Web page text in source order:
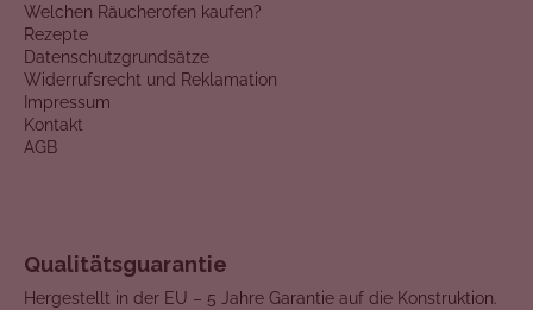
Welchen Räucherofen kaufen?
Rezepte
Datenschutzgrundsätze
Widerrufsrecht und Reklamation
Impressum
Kontakt
AGB
Qualitätsguarantie
Hergestellt in der EU – 5 Jahre Garantie auf die Konstruktion.